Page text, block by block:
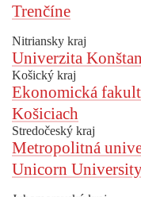
Trenčíne
Nitriansky kraj
Univerzita
Košický kraj
Ekonomická
Košiciach
Stredočeský kraj
Metropolitná
Unicorn